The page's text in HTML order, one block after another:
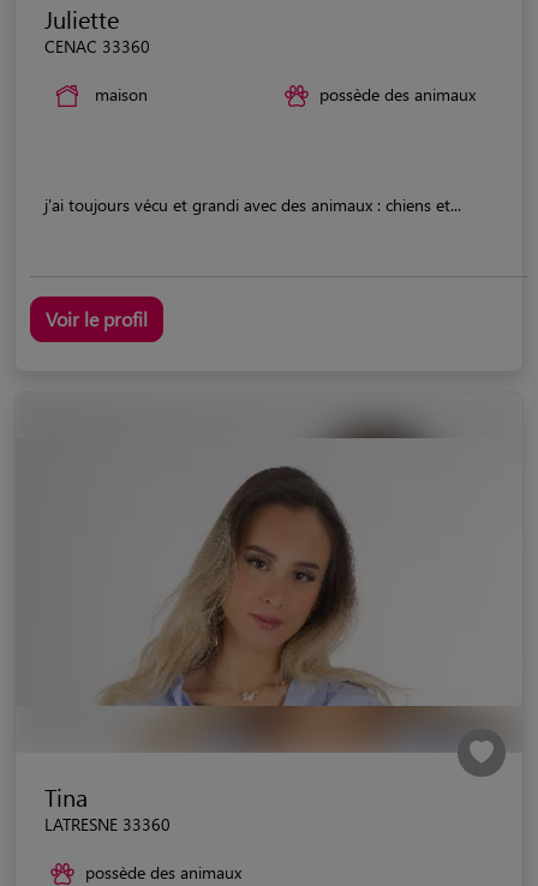
Juliette
CENAC 33360
maison possède des animaux
j'ai toujours vécu et grandi avec des animaux : chiens et...
Voir le profil
Tina
LATRESNE 33360
possède des animaux